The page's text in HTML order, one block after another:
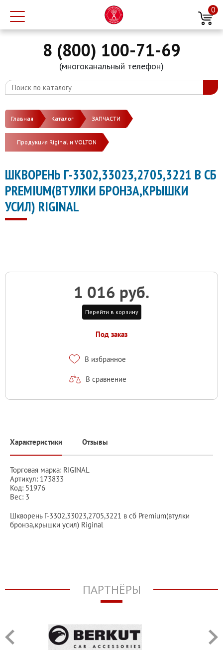
0
8 (800) 100-71-69
(многоканальный телефон)
Главная Каталог ЗАПЧАСТИ
Продукция Riginal и VOLTON
ШКВОРЕНЬ Г-3302,33023,2705,3221 В СБ
PREMIUM(ВТУЛКИ БРОНЗА,КРЫШКИ
УСИЛ) RIGINAL
1 016 руб.
Перейти в корзину
Под заказ
В избранное
В сравнение
Характеристики Отзывы
Торговая марка: RIGINAL
Артикул: 173833
Код: 51976
Вес: 3
Шкворень Г-3302,33023,2705,3221 в сб Premium(втулки
бронза,крышки усил) Riginal
ПАРТНЁРЫ